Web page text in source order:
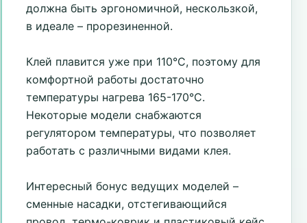
должна быть эргономичной, нескользкой,
в идеале – прорезиненной.
Клей плавится уже при 110°С, поэтому для
комфортной работы достаточно
температуры нагрева 165-170°С.
Некоторые модели снабжаются
регулятором температуры, что позволяет
работать с различными видами клея.
Интересный бонус ведущих моделей –
сменные насадки, отстегивающийся